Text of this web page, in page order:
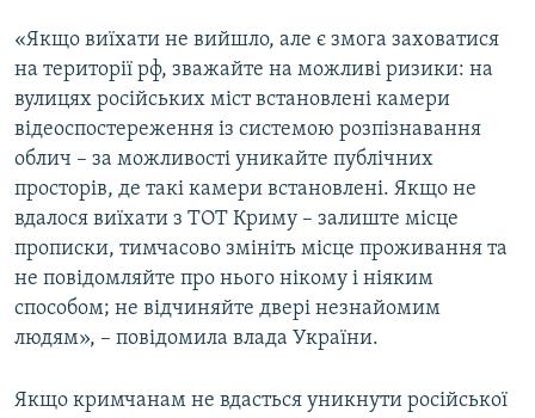
«Якщо виїхати не вийшло, але є змога заховатися
на території рф, зважайте на можливі ризики: на
вулицях російських міст встановлені камери
відеоспостереження із системою розпізнавання
облич – за можливості уникайте публічних
просторів, де такі камери встановлені. Якщо не
вдалося виїхати з ТОТ Криму – залиште місце
прописки, тимчасово змініть місце проживання та
не повідомляйте про нього нікому і ніяким
способом; не відчиняйте двері незнайомим
людям», – повідомила влада України.
Якщо кримчанам не вдасться уникнути російської